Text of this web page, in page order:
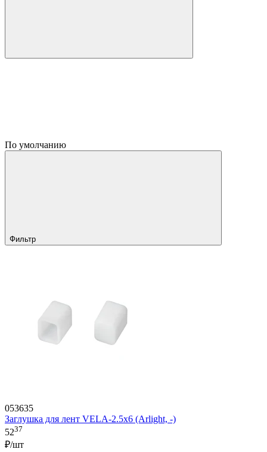
По умолчанию
Фильтр
053635
Заглушка для лент VELA-2.5x6 (Arlight, -)
5237
₽/шт